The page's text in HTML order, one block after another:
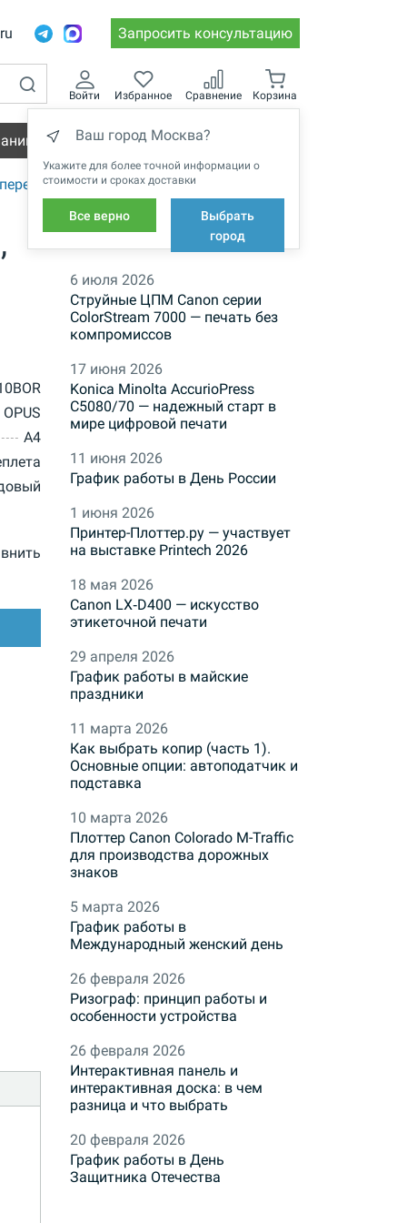
Запросить консультацию
Войти Избранное Сравнение Корзина
Ваш город Москва?
Укажите для более точной информации о
стоимости и сроках доставки
Все верно
Выбрать
город
Вакансии
Metalbind
OPUS
A4
НОВОСТИ
6 июля 2026
Струйные ЦПМ Canon серии
ColorStream 7000 — печать без
компромиссов
17 июня 2026
Konica Minolta AccurioPress
C5080/70 — надежный старт в
мире цифровой печати
11 июня 2026
График работы в День России
1 июня 2026
Принтер-Плоттер.ру — участвует
на выставке Printech 2026
18 мая 2026
Canon LX‑D400 — искусство
этикеточной печати
29 апреля 2026
График работы в майские
праздники
11 марта 2026
Как выбрать копир (часть 1).
Основные опции: автоподатчик и
подставка
10 марта 2026
Плоттер Canon Colorado M-Traffic
для производства дорожных
знаков
5 марта 2026
График работы в
Международный женский день
26 февраля 2026
Ризограф: принцип работы и
особенности устройства
26 февраля 2026
Интерактивная панель и
интерактивная доска: в чем
разница и что выбрать
20 февраля 2026
График работы в День
Защитника Отечества